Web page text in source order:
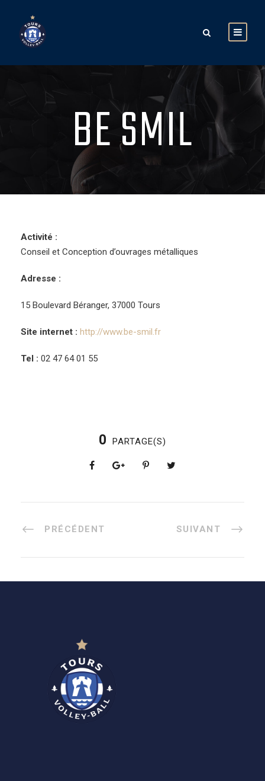
BE SMIL
Activité :
Conseil et Conception d’ouvrages métalliques
Adresse :
15 Boulevard Béranger, 37000 Tours
Site internet : http://www.be-smil.fr
Tel : 02 47 64 01 55
0 PARTAGE(S)
PRÉCÉDENT SUIVANT